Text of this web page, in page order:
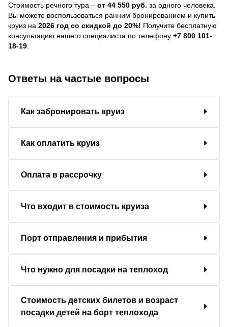
Стоимость речного тура – от 44 550 руб. за одного человека.
Вы можете воспользоваться ранним бронированием и купить
круиз на 2026 год со скидкой до 20%! Получите бесплатную
консультацию нашего специалиста по телефону +7 800 101-
18-19
Ответы на частые вопросы
Как забронировать круиз
Как оплатить круиз
Оплата в рассрочку
Что входит в стоимость круиза
Порт отправления и прибытия
Что нужно для посадки на теплоход
Стоимость детских билетов и возраст
посадки детей на борт теплохода